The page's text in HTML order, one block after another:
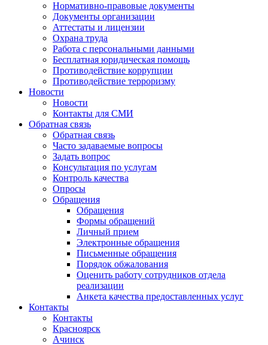
Нормативно-правовые документы
Документы организации
Аттестаты и лицензии
Охрана труда
Работа с персональными данными
Бесплатная юридическая помощь
Противодействие коррупции
Противодействие терроризму
Новости
Новости
Контакты для СМИ
Обратная связь
Обратная связь
Часто задаваемые вопросы
Задать вопрос
Консультация по услугам
Контроль качества
Опросы
Обращения
Обращения
Формы обращений
Личный прием
Электронные обращения
Письменные обращения
Порядок обжалования
Оценить работу сотрудников отдела
реализации
Анкета качества предоставленных услуг
Контакты
Контакты
Красноярск
Ачинск